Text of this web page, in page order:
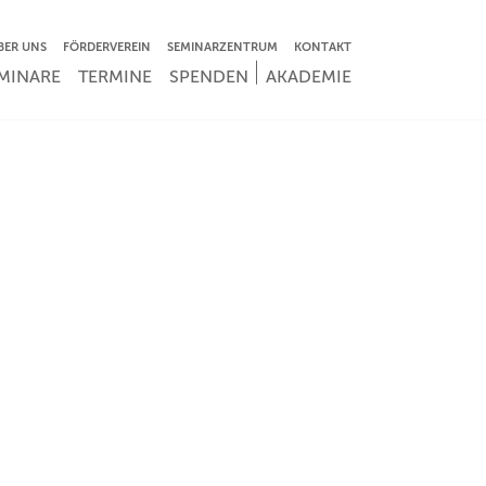
ÜBERSPRINGEN
UNS FÖRDERVEREIN SEMINARZENTRUM KONTAKT
ÜBERSPRINGEN
TERMINE SPENDEN AKADEMIE